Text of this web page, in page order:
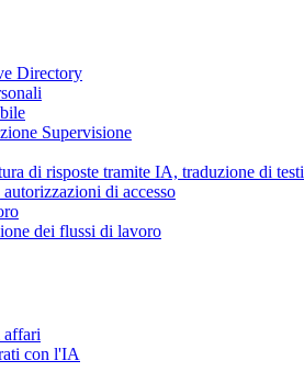
Directory
Supervisione
di risposte tramite IA, traduzione di testi
di accesso
dei flussi di lavoro
affari
con l'IA